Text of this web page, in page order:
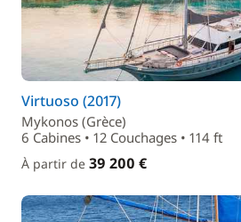
Virtuoso (2017)
Mykonos (Grèce)
6 Cabines • 12 Couchages • 114 ft
À partir de 39 200 €